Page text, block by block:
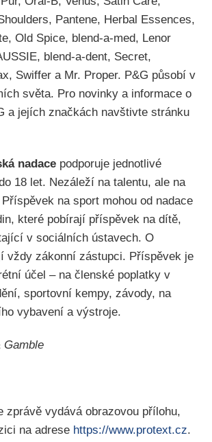
Pantene, Herbal Essences,
Old Spice, blend-a-med, Lenor
blend-a-dent, Secret,
Swiffer a Mr. Proper. P&G působí v
světa. Pro novinky a informace o
a jejích značkách navštivte stránku
nadace podporuje jednotlivé
18 let. Nezáleží na talentu, ale na
na sport mohou od nadace
které pobírají příspěvek na dítě,
v sociálních ústavech. O
vždy zákonní zástupci. Příspěvek je
účel – na členské poplatky v
sportovní kempy, závody, na
vybavení a výstroje.
Gamble
zprávě vydává obrazovou přílohu,
na adrese https://www.protext.cz.